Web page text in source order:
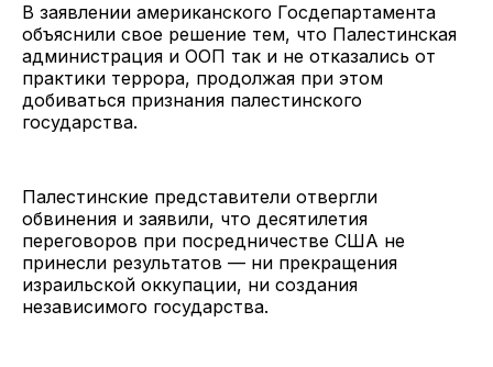
В заявлении американского Госдепартамента
объяснили свое решение тем, что Палестинская
администрация и ООП так и не отказались от
практики террора, продолжая при этом
добиваться признания палестинского
государства.
Палестинские представители отвергли
обвинения и заявили, что десятилетия
переговоров при посредничестве США не
принесли результатов — ни прекращения
израильской оккупации, ни создания
независимого государства.